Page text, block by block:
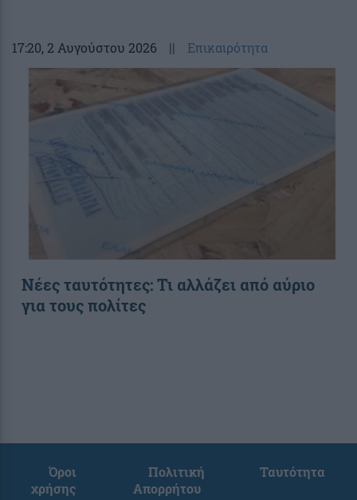
17:20, 2 Αυγούστου 2026 || Επικαιρότητα
Νέες ταυτότητες: Τι αλλάζει από αύριο
για τους πολίτες
Όροι
χρήσης
Πολιτική
Απορρήτου
Ταυτότητα